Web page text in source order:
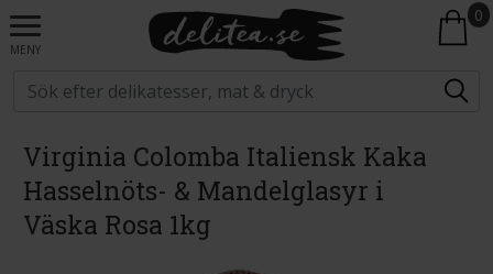
MENY
0
Virginia Colomba Italiensk Kaka
Hasselnöts- & Mandelglasyr i
Väska Rosa 1kg